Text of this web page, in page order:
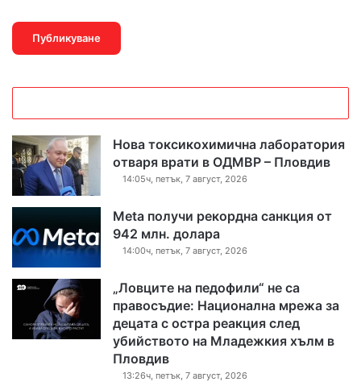
Нова токсикохимична лаборатория
отваря врати в ОДМВР – Пловдив
14:05ч, петък, 7 август, 2026
Meta получи рекордна санкция от
942 млн. долара
14:00ч, петък, 7 август, 2026
„Ловците на педофили“ не са
правосъдие: Национална мрежа за
децата с остра реакция след
убийството на Младежкия хълм в
Пловдив
13:26ч, петък, 7 август, 2026